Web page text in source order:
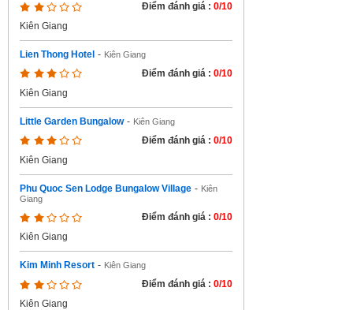
Điểm đánh giá : 0/10
Kiên Giang
Lien Thong Hotel - Kiên Giang
Điểm đánh giá : 0/10
Kiên Giang
Little Garden Bungalow - Kiên Giang
Điểm đánh giá : 0/10
Kiên Giang
Phu Quoc Sen Lodge Bungalow Village - Kiên
Giang
Điểm đánh giá : 0/10
Kiên Giang
Kim Minh Resort - Kiên Giang
Điểm đánh giá : 0/10
Kiên Giang